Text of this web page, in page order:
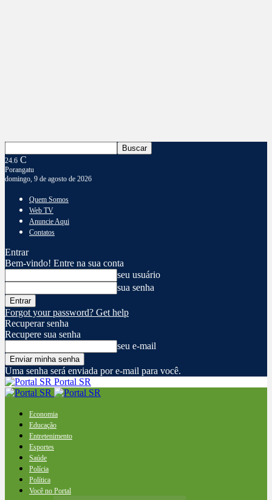
24.6 C
Porangatu
domingo, 9 de agosto de 2026
Quem Somos
Web TV
Anuncie Aqui
Contatos
Entrar
Bem-vindo! Entre na sua conta
seu usuário
sua senha
Forgot your password? Get help
Recuperar senha
Recupere sua senha
seu e-mail
Uma senha será enviada por e-mail para você.
Portal SR
Economia
Educação
Entretenimento
Esportes
Saúde
Polícia
Política
Você no Portal